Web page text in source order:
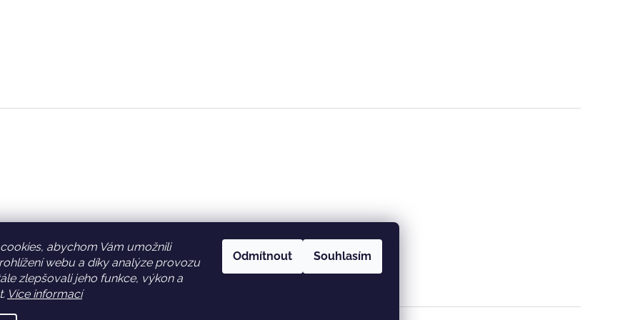
abychom Vám umožnili
webu a díky analýze provozu
zlepšovali jeho funkce, výkon a
Více informací
Odmítnout Souhlasím
Facebook Věrnostní slevy